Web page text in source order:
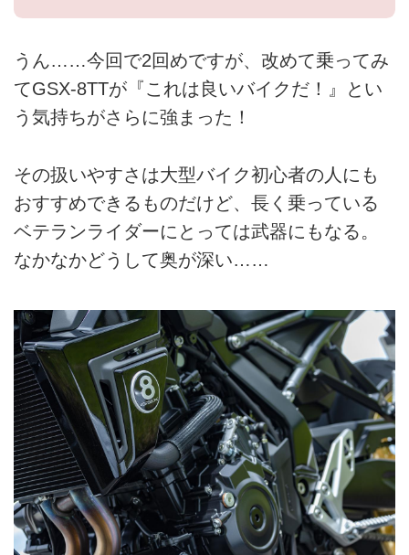
うん……今回で2回めですが、改めて乗ってみ
てGSX-8TTが『これは良いバイクだ！』とい
う気持ちがさらに強まった！
その扱いやすさは大型バイク初心者の人にも
おすすめできるものだけど、長く乗っている
ベテランライダーにとっては武器にもなる。
なかなかどうして奥が深い……